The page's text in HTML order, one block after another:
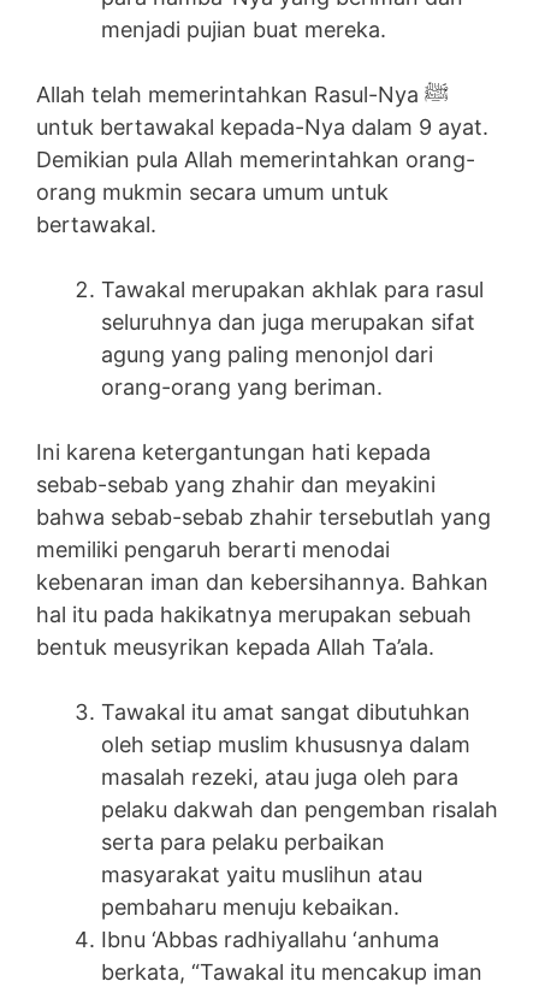
menjadi pujian buat mereka.
Allah telah memerintahkan Rasul-Nya ﷺ
untuk bertawakal kepada-Nya dalam 9 ayat.
Demikian pula Allah memerintahkan orang-
orang mukmin secara umum untuk
bertawakal.
Tawakal merupakan akhlak para rasul
seluruhnya dan juga merupakan sifat
agung yang paling menonjol dari
orang-orang yang beriman.
Ini karena ketergantungan hati kepada
sebab-sebab yang zhahir dan meyakini
bahwa sebab-sebab zhahir tersebutlah yang
memiliki pengaruh berarti menodai
kebenaran iman dan kebersihannya. Bahkan
hal itu pada hakikatnya merupakan sebuah
bentuk meusyrikan kepada Allah Ta’ala.
Tawakal itu amat sangat dibutuhkan
oleh setiap muslim khususnya dalam
masalah rezeki, atau juga oleh para
pelaku dakwah dan pengemban risalah
serta para pelaku perbaikan
masyarakat yaitu muslihun atau
pembaharu menuju kebaikan.
Ibnu ‘Abbas radhiyallahu ‘anhuma
berkata, “Tawakal itu mencakup iman